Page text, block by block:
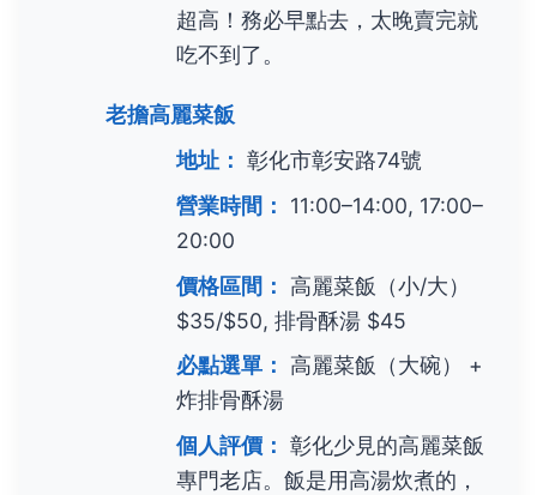
超高！務必早點去，太晚賣完就
吃不到了。
老擔高麗菜飯
地址： 彰化市彰安路74號
營業時間：
11:00–14:00, 17:00–
20:00
價格區間：
高麗菜飯（小/大）
$35/$50, 排骨酥湯 $45
必點選單：
高麗菜飯（大碗） +
炸排骨酥湯
個人評價： 彰化少見的高麗菜飯
專門老店。飯是用高湯炊煮的，